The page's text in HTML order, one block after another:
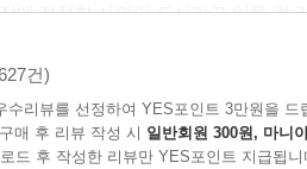
름답다 느낄 때
부족하면 상대를 쳐다보지 않는다.
에 관심이 없어요” 혹은 “뜨겁던 마
돌이켜보면 관심이 멈추던 순간, 상
에 절절한 사연이 도사리고 있을 것
』는 저자가 일상에서 발견한 의
지를 넘길 때마다 문장과 문장에 호
을지 모른다.
건)
수리뷰를 선정하여 YES포인트 3만원을 드
매 후 리뷰 작성 시 일반회원 300원, 마니
드 후 작성한 리뷰만 YES포인트 지급됩니